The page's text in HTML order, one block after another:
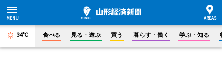
34°C 食べる 見る・遊ぶ 買う 暮らす・働く 学ぶ・知る